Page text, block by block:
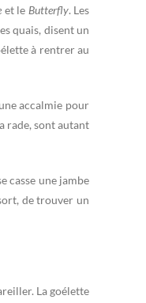
et le Butterfly. Les
quais, disent un
à rentrer au
accalmie pour
rade, sont autant
casse une jambe
de trouver un
La goélette